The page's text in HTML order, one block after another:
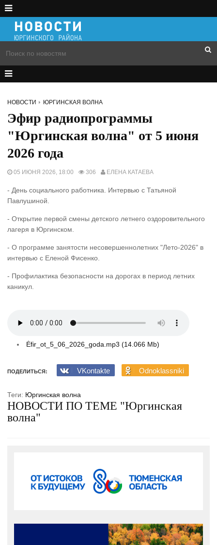
НОВОСТИ ЮРГИНСКАЯ ВОЛНА
Эфир радиопрограммы
"Юргинская волна" от 5 июня
2026 года
05 ИЮНЯ 2026, 18:00 306 ЕЛЕНА КАТАЕВА
- День социального работника. Интервью с Татьяной
Павлушиной.
- Открытие первой смены детского летнего оздоровительного
лагеря в Юргинском.
- О программе занятости несовершеннолетних "Лето-2026" в
интервью с Еленой Фисенко.
- Профилактика безопасности на дорогах в период летних
каникул.
Ėfir_ot_5_06_2026_goda.mp3 (14.066 Mb)
ПОДЕЛИТЬСЯ: VKontakte Odnoklassniki
Теги: Юргинская волна
НОВОСТИ ПО ТЕМЕ "Юргинская
волна"